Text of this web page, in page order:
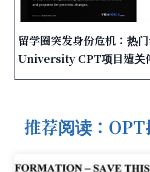
留学圈突发身份危机：
University CPT项目遭关
推荐阅读：